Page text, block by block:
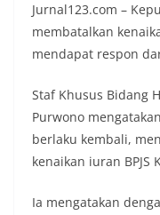
Jurnal123.com –
membatalkan
mendapat respon
Staf Khusus Bidang
Purwono
berlaku kembali,
kenaikan iuran BPJS
Ia mengatakan